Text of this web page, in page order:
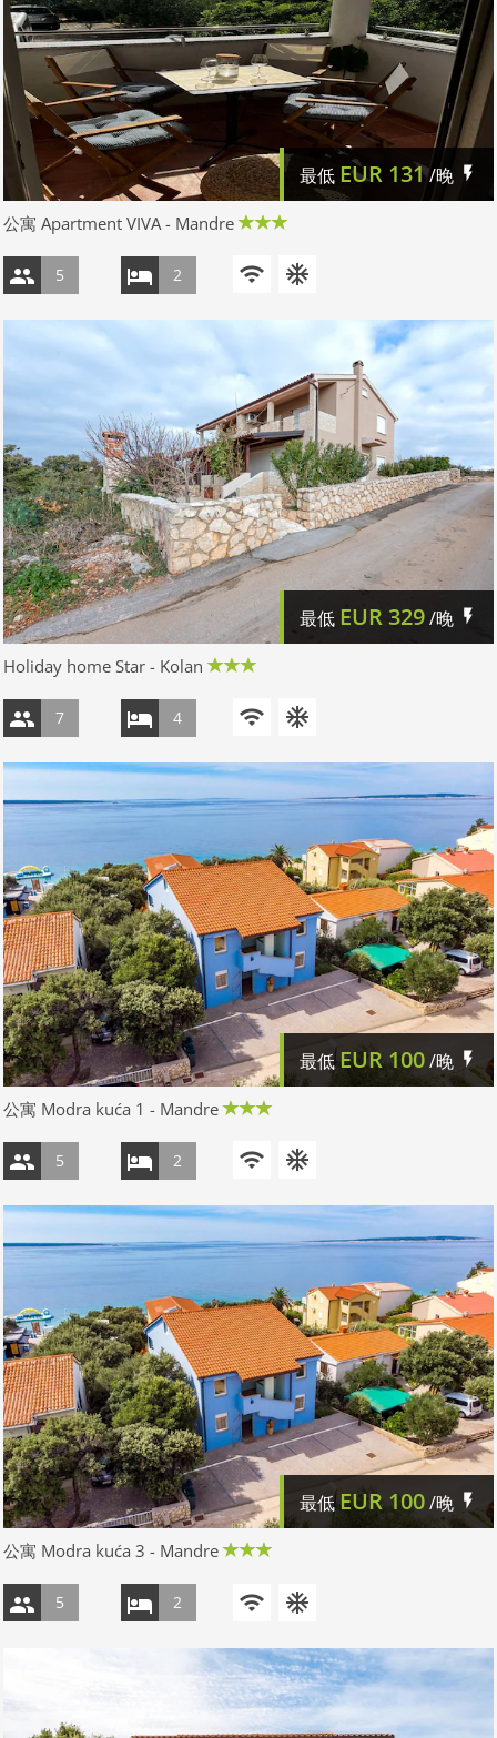
最低 EUR 131/晚
公寓 Apartment VIVA - Mandre
5 2
最低 EUR329/晚
Holiday home Star - Kolan
7 4
最低EUR 100/晚
公寓 Modra kuća 1 - Mandre
5 2
最低EUR 100/晚
公寓 Modra kuća 3 - Mandre
5 2